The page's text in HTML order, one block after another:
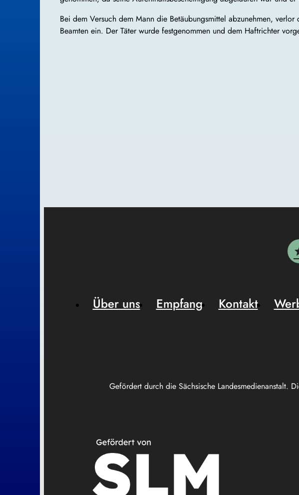
Bei dem Versuch dem Mann die Betäubungsmittel abzunehmen,
Beamten ein. Der Täter wurde festgenommen und dem Haftrichter
Gefördert durch die Sächsische Landesmedienanstalt.
Über uns Empfang Kontakt